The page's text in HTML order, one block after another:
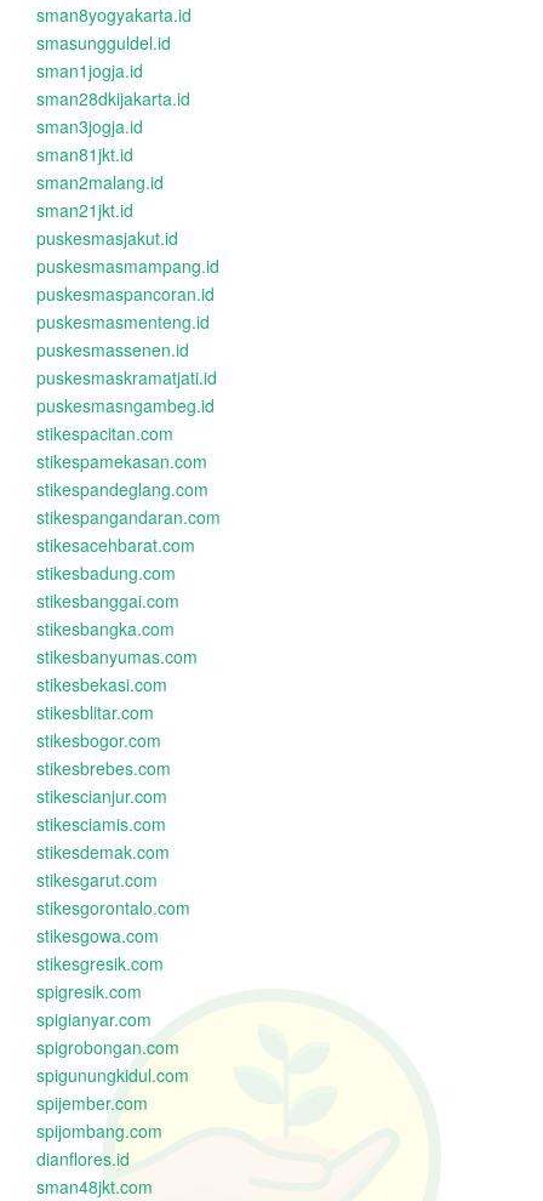
sman8yogyakarta.id
smasungguldel.id
sman1jogja.id
sman28dkijakarta.id
sman3jogja.id
sman81jkt.id
sman2malang.id
sman21jkt.id
puskesmasjakut.id
puskesmasmampang.id
puskesmaspancoran.id
puskesmasmenteng.id
puskesmassenen.id
puskesmaskramatjati.id
puskesmasngambeg.id
stikespacitan.com
stikespamekasan.com
stikespandeglang.com
stikespangandaran.com
stikesacehbarat.com
stikesbadung.com
stikesbanggai.com
stikesbangka.com
stikesbanyumas.com
stikesbekasi.com
stikesblitar.com
stikesbogor.com
stikesbrebes.com
stikescianjur.com
stikesciamis.com
stikesdemak.com
stikesgarut.com
stikesgorontalo.com
stikesgowa.com
stikesgresik.com
spigresik.com
spigianyar.com
spigrobongan.com
spigunungkidul.com
spijember.com
spijombang.com
dianflores.id
sman48jkt.com